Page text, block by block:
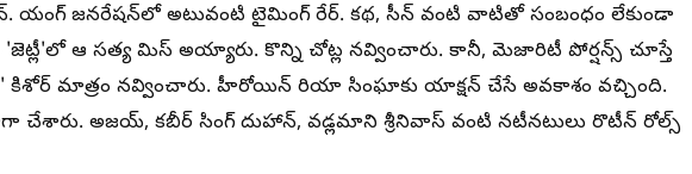
జనరేషన్‌లో అటువంటి టైమింగ్ రేర్. కథ, సీన్ వంటి వాటితో సంబంధం లేకుండా
ఆ సత్య మిస్ అయ్యారు. కొన్ని చోట్ల నవ్వించారు. కానీ, మెజారిటీ పోర్షన్స్ చూస్తే
కిశోర్ మాత్రం నవ్వించారు. హీరోయిన్ రియా సింఘాకు యాక్షన్ చేసే అవకాశం వచ్చింది.
చేశారు. అజయ్, కబీర్ సింగ్ దుహాన్, వడ్లమాని శ్రీనివాస్ వంటి నటీనటులు రొటీన్ రోల్స్